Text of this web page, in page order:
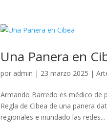
Una Panera en
por admin | 23 marzo 2025 |
Armando Barredo es médico de
Regla de Cibea de una panera
regionales e inundado las redes...